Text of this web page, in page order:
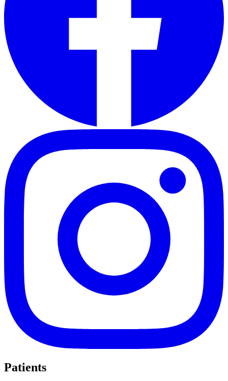
Patients